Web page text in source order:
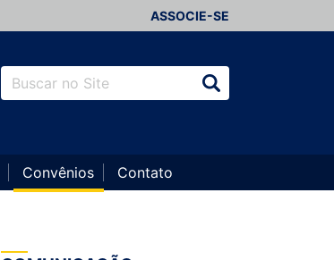
ASSOCIE-SE
Convênios Contato